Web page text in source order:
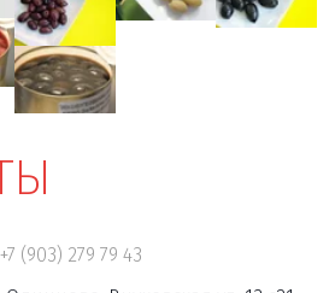
(903) 279 79 43